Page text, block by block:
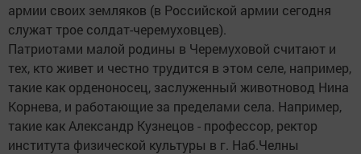
армии своих земляков (в Российской армии сегодня
служат трое солдат-черемуховцев).
Патриотами малой родины в Черемуховой считают и
тех, кто живет и честно трудится в этом селе, например,
такие как орденоносец, заслуженный животновод Нина
Корнева, и работающие за пределами села. Например,
такие как Александр Кузнецов - профессор, ректор
института физической культуры в г. Наб.Челны